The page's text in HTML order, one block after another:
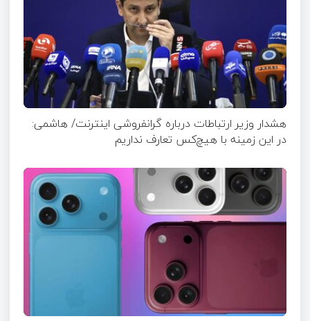
هشدار وزیر ارتباطات درباره گرانفروشی اینترنت/ هاشمی:
در این زمینه با هیچ‌کس تعارف نداریم